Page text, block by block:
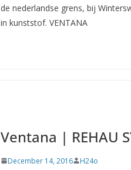
de nederlandse grens, bij
in kunststof. VENTANA
Ventana | REHAU
December 14, 2016 H24o